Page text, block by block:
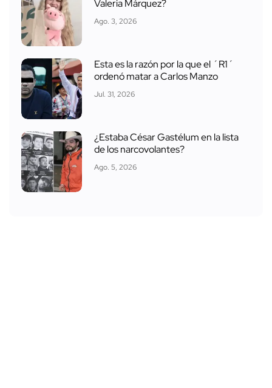
Valeria Márquez?
Ago. 3, 2026
Esta es la razón por la que el ´R1´
ordenó matar a Carlos Manzo
Jul. 31, 2026
¿Estaba César Gastélum en la lista
de los narcovolantes?
Ago. 5, 2026